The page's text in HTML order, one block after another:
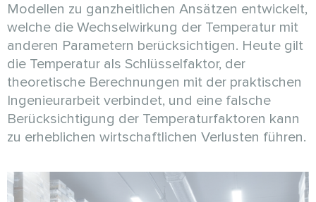
Modellen zu ganzheitlichen Ansätzen entwickelt,
welche die Wechselwirkung der Temperatur mit
anderen Parametern berücksichtigen. Heute gilt
die Temperatur als Schlüsselfaktor, der
theoretische Berechnungen mit der praktischen
Ingenieurarbeit verbindet, und eine falsche
Berücksichtigung der Temperaturfaktoren kann
zu erheblichen wirtschaftlichen Verlusten führen.